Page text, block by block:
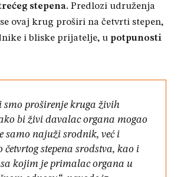
stepena. Predlozi udruženja
ovaj krug proširi na četvrti stepen,
i bliske prijatelje, u potpunosti
smo proširenje kruga živih
bi živi davalac organa mogao
samo najuži srodnik, već i
četvrtog stepena srodstva, kao i
kojim je primalac organa u